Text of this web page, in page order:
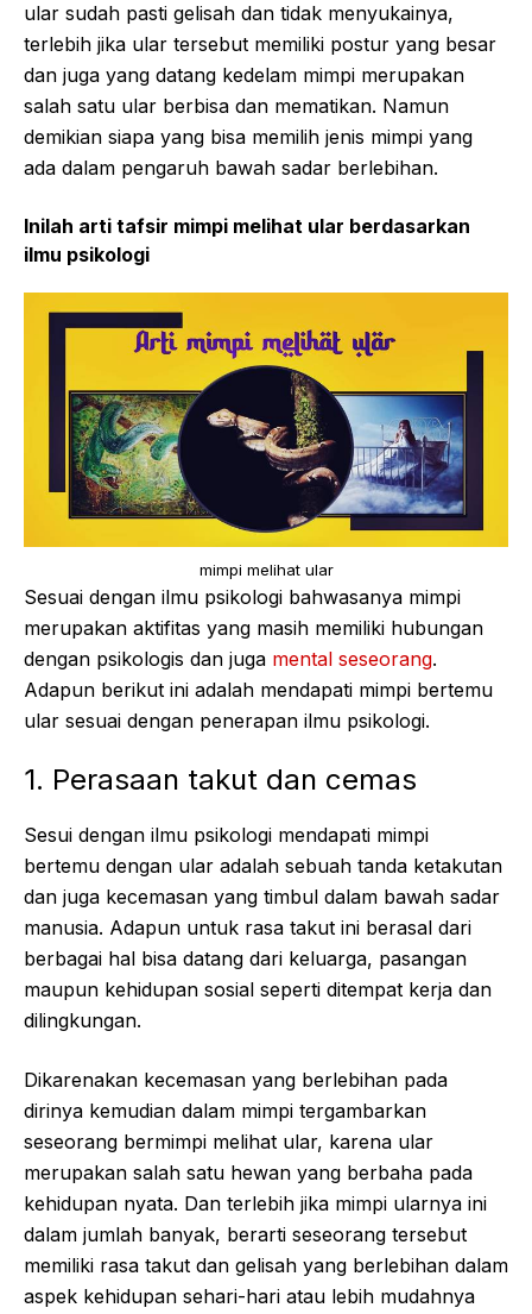
ular sudah pasti gelisah dan tidak menyukainya,
terlebih jika ular tersebut memiliki postur yang besar
dan juga yang datang kedelam mimpi merupakan
salah satu ular berbisa dan mematikan. Namun
demikian siapa yang bisa memilih jenis mimpi yang
ada dalam pengaruh bawah sadar berlebihan.
Inilah arti tafsir mimpi melihat ular berdasarkan
ilmu psikologi
mimpi melihat ular
Sesuai dengan ilmu psikologi bahwasanya mimpi
merupakan aktifitas yang masih memiliki hubungan
dengan psikologis dan juga mental seseorang.
Adapun berikut ini adalah mendapati mimpi bertemu
ular sesuai dengan penerapan ilmu psikologi.
1. Perasaan takut dan cemas
Sesui dengan ilmu psikologi mendapati mimpi
bertemu dengan ular adalah sebuah tanda ketakutan
dan juga kecemasan yang timbul dalam bawah sadar
manusia. Adapun untuk rasa takut ini berasal dari
berbagai hal bisa datang dari keluarga, pasangan
maupun kehidupan sosial seperti ditempat kerja dan
dilingkungan.
Dikarenakan kecemasan yang berlebihan pada
dirinya kemudian dalam mimpi tergambarkan
seseorang bermimpi melihat ular, karena ular
merupakan salah satu hewan yang berbaha pada
kehidupan nyata. Dan terlebih jika mimpi ularnya ini
dalam jumlah banyak, berarti seseorang tersebut
memiliki rasa takut dan gelisah yang berlebihan dalam
aspek kehidupan sehari-hari atau lebih mudahnya